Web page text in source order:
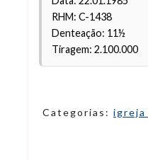
RHM: C-1438
Denteação: 11½
Tiragem: 2.100.000
Categorias: igreja